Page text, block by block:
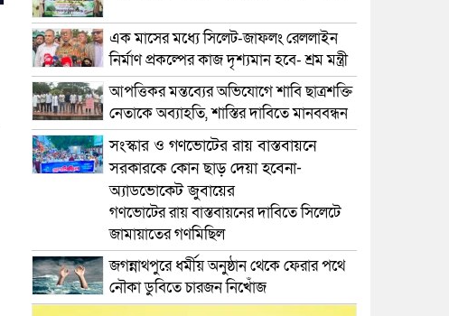
এক মাসের মধ্যে সিলেট-জাফলং রেললাইন
নির্মাণ প্রকল্পের কাজ দৃশ্যমান হবে- শ্রম মন্ত্রী
আপত্তিকর মন্তব্যের অভিযোগে শাবি ছাত্রশক্তি
নেতাকে অব্যাহতি, শাস্তির দাবিতে মানববন্ধন
সংস্কার ও গণভোটের রায় বাস্তবায়নে
সরকারকে কোন ছাড় দেয়া হবেনা-
অ্যাডভোকেট জুবায়ের
গণভোটের রায় বাস্তবায়নের দাবিতে সিলেটে
জামায়াতের গণমিছিল
জগন্নাথপুরে ধর্মীয় অনুষ্ঠান থেকে ফেরার পথে
নৌকা ডুবিতে চারজন নিখোঁজ